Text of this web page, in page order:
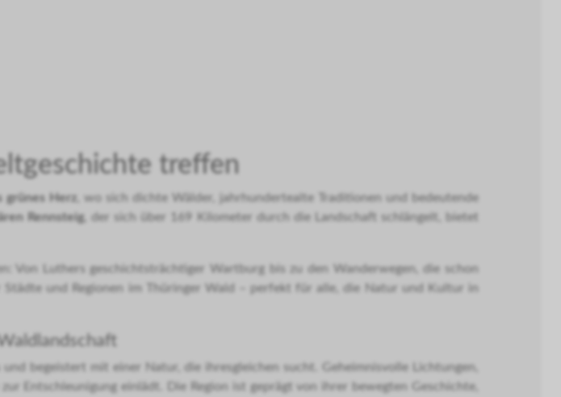
treffen
grünes Herz , wo sich dichte Wälder, jahrhundertealte Traditionen und bedeutende
Rennsteig, der sich über 169 Kilometer durch die Landschaft schlängelt, bietet
Von Luthers geschichtsträchtiger Wartburg bis zu den Wanderwegen, die schon
und Regionen im Thüringer Wald – perfekt für alle, die Natur und Kultur in
und begeistert mit einer Natur, die ihresgleichen sucht. Geheimnisvolle Lichtungen,
Entschleunigung einlädt. Die Region ist geprägt von ihrer bewegten Geschichte,